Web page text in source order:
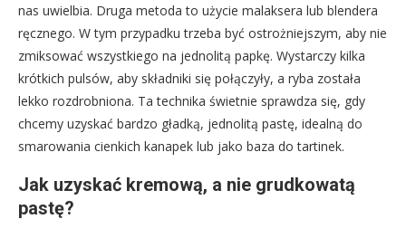
nas uwielbia. Druga metoda to użycie malaksera lub blendera
ręcznego. W tym przypadku trzeba być ostrożniejszym, aby nie
zmiksować wszystkiego na jednolitą papkę. Wystarczy kilka
krótkich pulsów, aby składniki się połączyły, a ryba została
lekko rozdrobniona. Ta technika świetnie sprawdza się, gdy
chcemy uzyskać bardzo gładką, jednolitą pastę, idealną do
smarowania cienkich kanapek lub jako baza do tartinek.
Jak uzyskać kremową, a nie grudkowatą
pastę?